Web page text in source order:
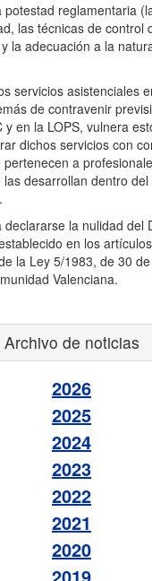
potestad reglamentaria
las técnicas de control
la adecuación a la
servicios asistenciales
de contravenir
y en la LOPS, vulnera
dichos servicios con
a
desarrollan dentro del
la nulidad del
en los
la Ley 5/1983, de 30
Valenciana.
Archivo de noticias
2026
2025
2024
2023
2022
2021
2020